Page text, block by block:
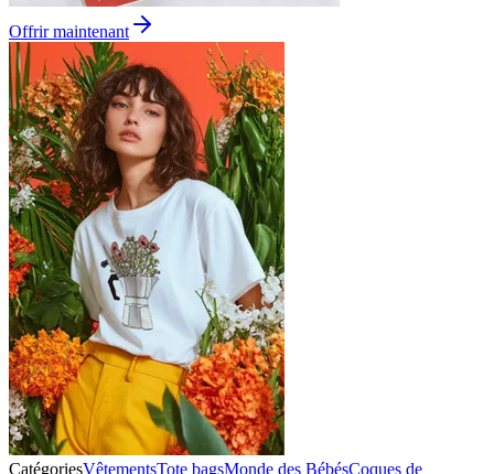
Offrir maintenant
CatégoriesVêtementsTote bagsMonde des BébésCoques de